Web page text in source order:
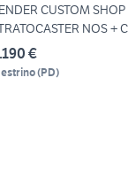
CUSTOM
NOS +
€
(PD)